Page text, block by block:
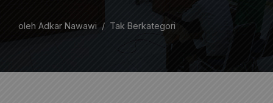
oleh Adkar Nawawi Tak Berkategori